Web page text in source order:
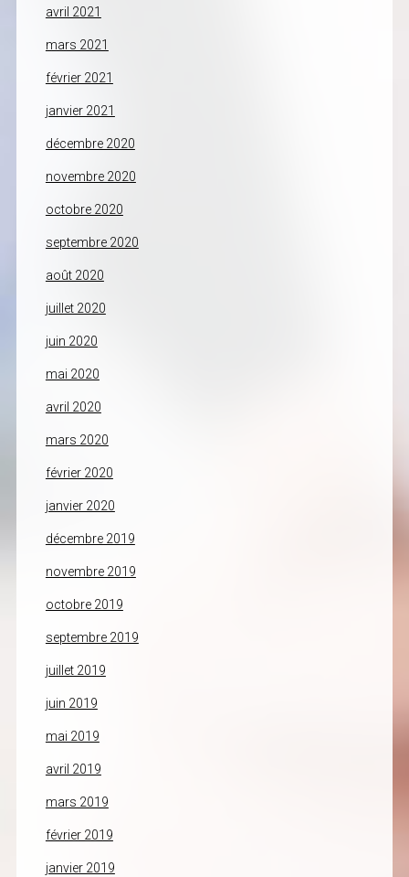
avril 2021
mars 2021
février 2021
janvier 2021
décembre 2020
novembre 2020
octobre 2020
septembre 2020
août 2020
juillet 2020
juin 2020
mai 2020
avril 2020
mars 2020
février 2020
janvier 2020
décembre 2019
novembre 2019
octobre 2019
septembre 2019
juillet 2019
juin 2019
mai 2019
avril 2019
mars 2019
février 2019
janvier 2019